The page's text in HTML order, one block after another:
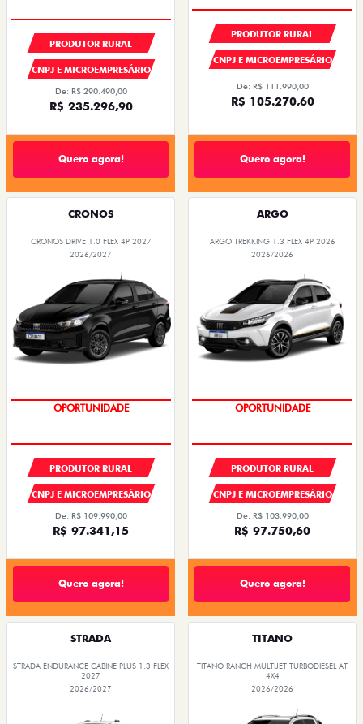
PRODUTOR RURAL
CNPJ E MICROEMPRESÁRIO
De: R$ 290.490,00
R$ 235.296,90
Quero agora!
PRODUTOR RURAL
CNPJ E MICROEMPRESÁRIO
De: R$ 111.990,00
R$ 105.270,60
Quero agora!
CRONOS
CRONOS DRIVE 1.0 FLEX 4P 2027
2026/2027
OPORTUNIDADE
PRODUTOR RURAL
CNPJ E MICROEMPRESÁRIO
De: R$ 109.990,00
R$ 97.341,15
Quero agora!
ARGO
ARGO TREKKING 1.3 FLEX 4P 2026
2026/2026
CONDIÇÃO IMPERDÍVEL
PRODUTOR RURAL
CNPJ E MICROEMPRESÁRIO
De: R$ 103.990,00
R$ 97.750,60
Quero agora!
STRADA
STRADA ENDURANCE CABINE PLUS 1.3 FLEX
2027
2026/2027
TITANO
TITANO RANCH MULTIJET TURBODIESEL AT
4X4
2026/2026